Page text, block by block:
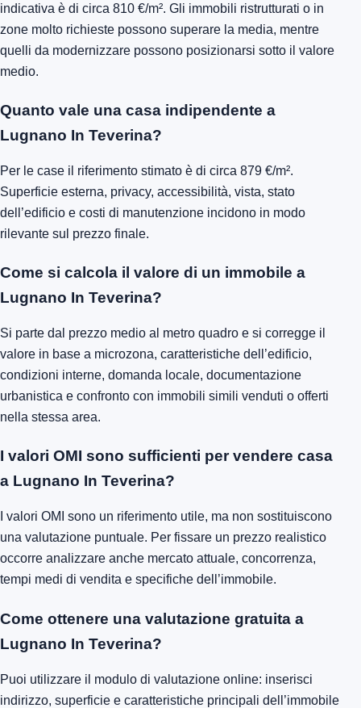
indicativa è di circa 810 €/m². Gli immobili ristrutturati o in
zone molto richieste possono superare la media, mentre
quelli da modernizzare possono posizionarsi sotto il valore
medio.
Quanto vale una casa indipendente a
Lugnano In Teverina?
Per le case il riferimento stimato è di circa 879 €/m².
Superficie esterna, privacy, accessibilità, vista, stato
dell’edificio e costi di manutenzione incidono in modo
rilevante sul prezzo finale.
Come si calcola il valore di un immobile a
Lugnano In Teverina?
Si parte dal prezzo medio al metro quadro e si corregge il
valore in base a microzona, caratteristiche dell’edificio,
condizioni interne, domanda locale, documentazione
urbanistica e confronto con immobili simili venduti o offerti
nella stessa area.
I valori OMI sono sufficienti per vendere casa
a Lugnano In Teverina?
I valori OMI sono un riferimento utile, ma non sostituiscono
una valutazione puntuale. Per fissare un prezzo realistico
occorre analizzare anche mercato attuale, concorrenza,
tempi medi di vendita e specifiche dell’immobile.
Come ottenere una valutazione gratuita a
Lugnano In Teverina?
Puoi utilizzare il modulo di valutazione online: inserisci
indirizzo, superficie e caratteristiche principali dell’immobile